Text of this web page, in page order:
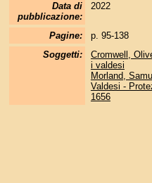
Data di
pubblicazione:
2022
Pagine:
p. 95-138
Soggetti:
Cromwell,
i valdesi
Morland,
Valdesi -
1656